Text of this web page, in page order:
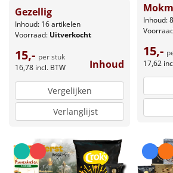
Gezellig
Inhoud: 16 artikelen
Voorraad: Uitverkocht
15,- per stuk
16,78 incl. BTW Inhoud
Vergelijken
Verlanglijst
Inhoud:
15,-
17,62